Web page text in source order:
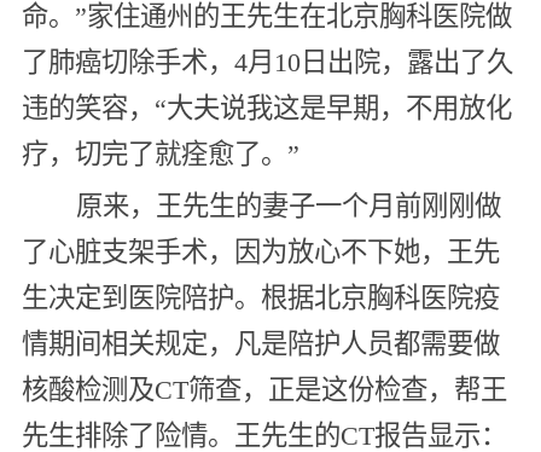
命。”家住通州的王先生在北京胸科医院做
了肺癌切除手术，4月10日出院，露出了久
违的笑容，“大夫说我这是早期，不用放化
疗，切完了就痊愈了。”
原来，王先生的妻子一个月前刚刚做
了心脏支架手术，因为放心不下她，王先
生决定到医院陪护。根据北京胸科医院疫
情期间相关规定，凡是陪护人员都需要做
核酸检测及CT筛查，正是这份检查，帮王
先生排除了险情。王先生的CT报告显示：